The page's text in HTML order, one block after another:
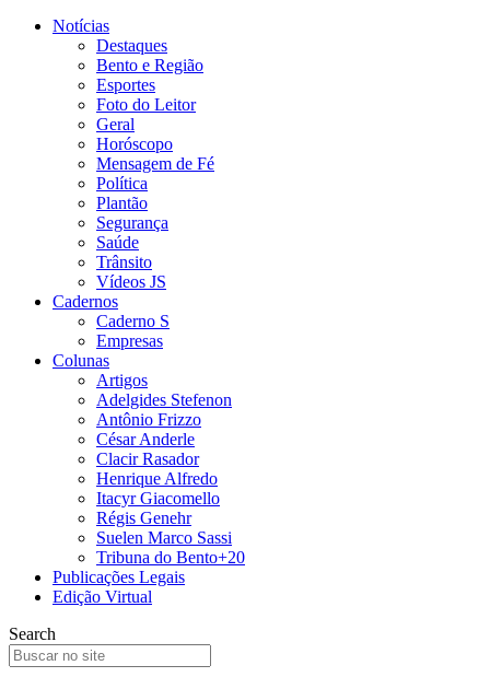
Notícias
Destaques
Bento e Região
Esportes
Foto do Leitor
Geral
Horóscopo
Mensagem de Fé
Política
Plantão
Segurança
Saúde
Trânsito
Vídeos JS
Cadernos
Caderno S
Empresas
Colunas
Artigos
Adelgides Stefenon
Antônio Frizzo
César Anderle
Clacir Rasador
Henrique Alfredo
Itacyr Giacomello
Régis Genehr
Suelen Marco Sassi
Tribuna do Bento+20
Publicações Legais
Edição Virtual
Search